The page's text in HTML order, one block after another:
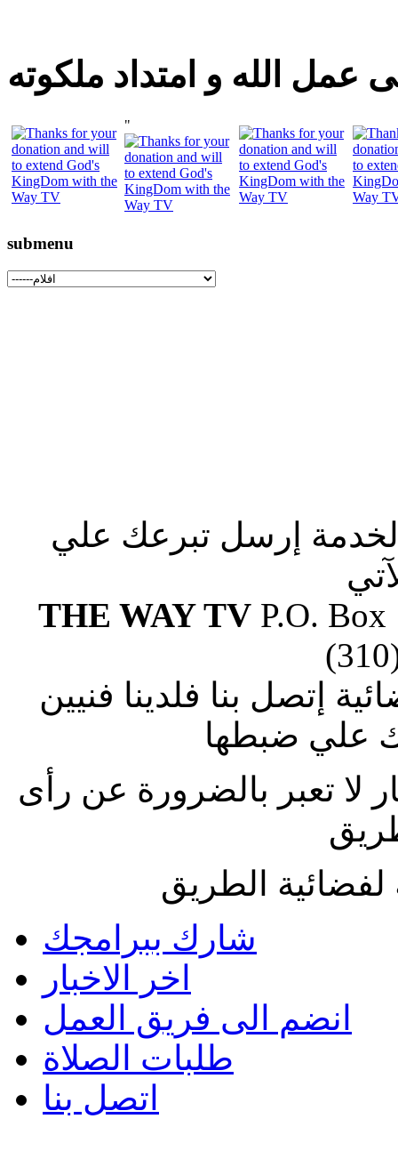
عمل الله و امتداد ملكوته
"
submenu
إرسل تبرعك علي
THE WAY TVP.O. Box
إتصل بنا فلدينا فنيين
علي ضبطها
لا تعبر بالضرورة عن رأى
الطريق
شارك ببرامجك
اخر الاخبار
انضم الى فريق العمل
طلبات الصلاة
اتصل بنا